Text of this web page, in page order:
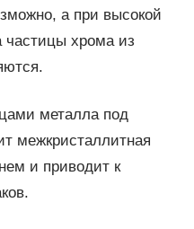
а при высокой
частицы хрома из
металла под
межкристаллитная
и приводит к